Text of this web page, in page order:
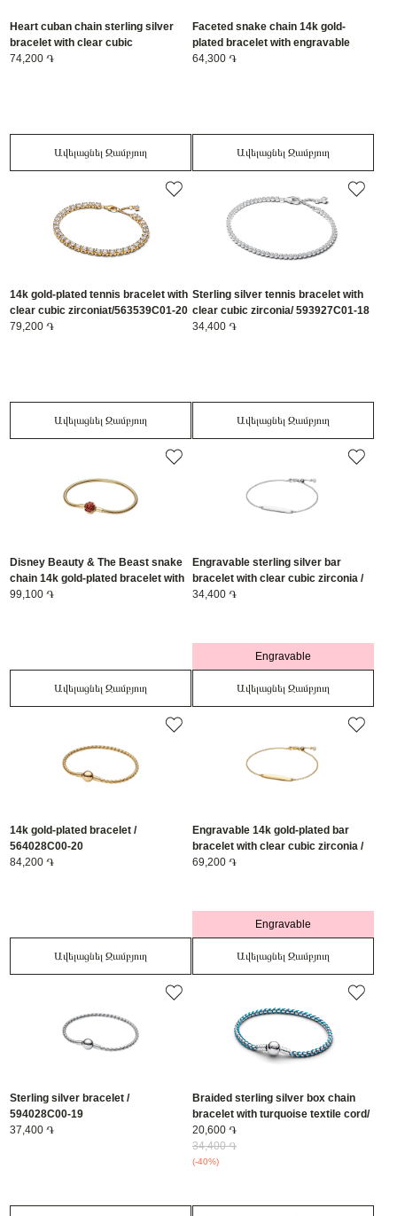
Heart cuban chain sterling silver
bracelet with clear cubic
zirconia/594226C01-18
74,200 ֏
Ավելացնել Զամբյուղ
Faceted snake chain 14k gold-
plated bracelet with engravable
heart clasp/564236C00-19
64,300 ֏
Ավելացնել Զամբյուղ
14k gold-plated tennis bracelet with
clear cubic zirconiat/563539C01-20
79,200 ֏
Ավելացնել Զամբյուղ
Sterling silver tennis bracelet with
clear cubic zirconia/ 593927C01-18
34,400 ֏
Ավելացնել Զամբյուղ
Disney Beauty & The Beast snake
chain 14k gold-plated bracelet with
rose clasp and holo glittery red
99,100 ֏
Ավելացնել Զամբյուղ
Engravable sterling silver bar
bracelet with clear cubic zirconia /
594010C01-20
34,400 ֏
Engravable
Ավելացնել Զամբյուղ
14k gold-plated bracelet /
564028C00-20
84,200 ֏
Ավելացնել Զամբյուղ
Engravable 14k gold-plated bar
bracelet with clear cubic zirconia /
564010C01-20
69,200 ֏
Engravable
Ավելացնել Զամբյուղ
Sterling silver bracelet /
594028C00-19
37,400 ֏
Braided sterling silver box chain
bracelet with turquoise textile cord/
593816C01-16
20,600 ֏
34,400 ֏
(-40%)